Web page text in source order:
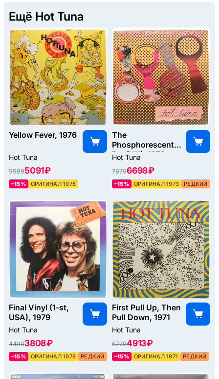
Ещё Hot Tuna
Yellow Fever, 1976
Hot Tuna
59895091 ₽
–15% ОРИГИНАЛ 1976
The
Phosphorescent
Rat (UK), 1973
Hot Tuna
78796698 ₽
–15% ОРИГИНАЛ 1973 РЕДКИЙ
Final Vinyl (1-st,
USA), 1979
Hot Tuna
44803808 ₽
–15% ОРИГИНАЛ 1979 РЕДКИЙ
First Pull Up, Then
Pull Down, 1971
Hot Tuna
57794913 ₽
–15% ОРИГИНАЛ 1971 РЕДКИЙ